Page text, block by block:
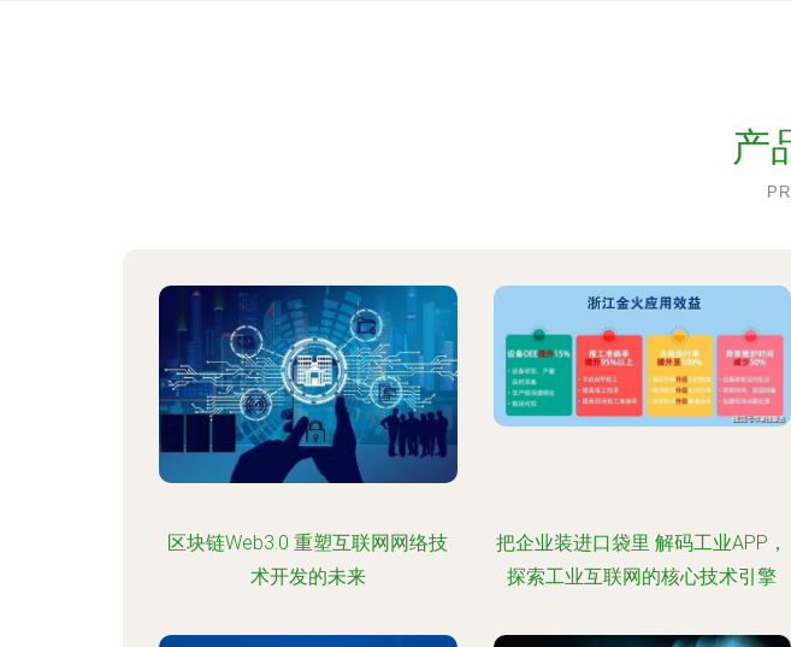
产
区块链Web3.0 重塑互联网网络技
术开发的未来
把企业装进口袋里 解码工业APP，
探索工业互联网的核心技术引擎